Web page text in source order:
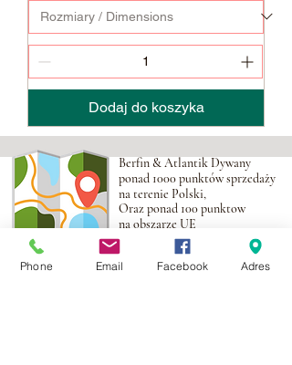
Dodaj do koszyka
Berfin & Atlantik Dywany
ponad 1000 punktów sprzedaży
na terenie Polski,
Oraz ponad 100 punktow
na obszarze UE
Adres:
Al. Krakowska 2,
Phone Email Facebook Adres